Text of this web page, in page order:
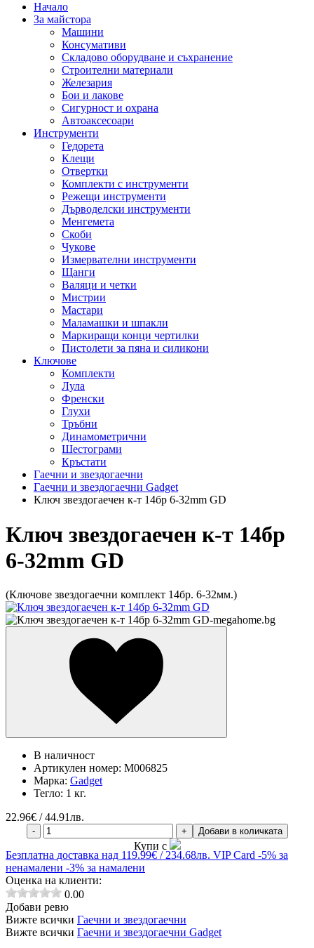
Начало
За майстора
Машини
Консумативи
Складово оборудване и съхранение
Строителни материали
Железария
Бои и лакове
Сигурност и охрана
Автоаксесоари
Инструменти
Гедорета
Клещи
Отвертки
Комплекти с инструменти
Режещи инструменти
Дърводелски инструменти
Менгемета
Скоби
Чукове
Измервателни инструменти
Щанги
Валяци и четки
Мистрии
Мастари
Маламашки и шпакли
Маркиращи конци чертилки
Пистолети за пяна и силикони
Ключове
Комплекти
Лула
Френски
Глухи
Тръбни
Динамометрични
Шестограми
Кръстати
Гаечни и звездогаечни
Гаечни и звездогаечни Gadget
Ключ звездогаечен к-т 14бр 6-32mm GD
Ключ звездогаечен к-т 14бр
6-32mm GD
(Ключове звездогаечни комплект 14бр. 6-32мм.)
В наличност
Артикулен номер: M006825
Марка: Gadget
Тегло: 1 кг.
22.96€ / 44.91лв.
- + Добави в количката
Купи с
Безплатна доставка над 119.99€ / 234.68лв. VIP Card -5% за
ненамалени -3% за намалени
Оценка на клиенти:
0.00
Добави ревю
Вижте всички Гаечни и звездогаечни
Вижте всички Гаечни и звездогаечни Gadget